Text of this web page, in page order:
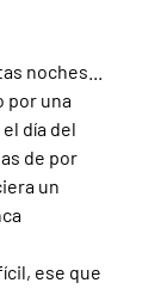
noches...
por una
día del
de por
un
ese que